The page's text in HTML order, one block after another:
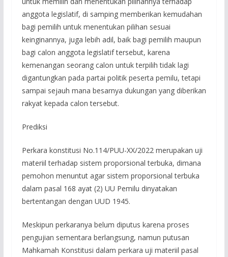
anggota legislatif, di samping memberikan kemudahan
bagi pemilih untuk menentukan pilihan sesuai
keinginannya, juga lebih adil, baik bagi pemilih maupun
bagi calon anggota legislatif tersebut, karena
kemenangan seorang calon untuk terpilih tidak lagi
digantungkan pada partai politik peserta pemilu, tetapi
sampai sejauh mana besarnya dukungan yang diberikan
rakyat kepada calon tersebut.
Prediksi
Perkara konstitusi No.114/PUU-XX/2022 merupakan uji
materiil terhadap sistem proporsional terbuka, dimana
pemohon menuntut agar sistem proporsional terbuka
dalam pasal 168 ayat (2) UU Pemilu dinyatakan
bertentangan dengan UUD 1945.
Meskipun perkaranya belum diputus karena proses
pengujian sementara berlangsung, namun putusan
Mahkamah Konstitusi dalam perkara uji materiil pasal